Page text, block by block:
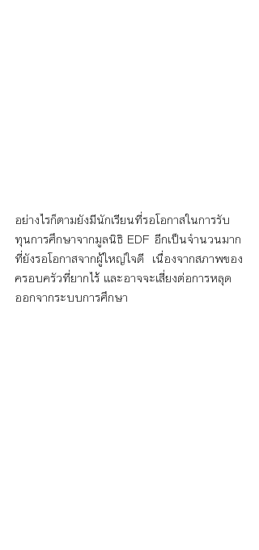
อย่างไรก็ตามยังมีนักเรียนที่รอโอกาสในการรับ
ทุนการศึกษาจากมูลนิธิ EDF อีกเป็นจำนวนมาก
ที่ยังรอโอกาสจากผู้ใหญ่ใจดี  เนื่องจากสภาพของ
ครอบครัวที่ยากไร้ และอาจจะเสี่ยงต่อการหลุด
ออกจากระบบการศึกษา